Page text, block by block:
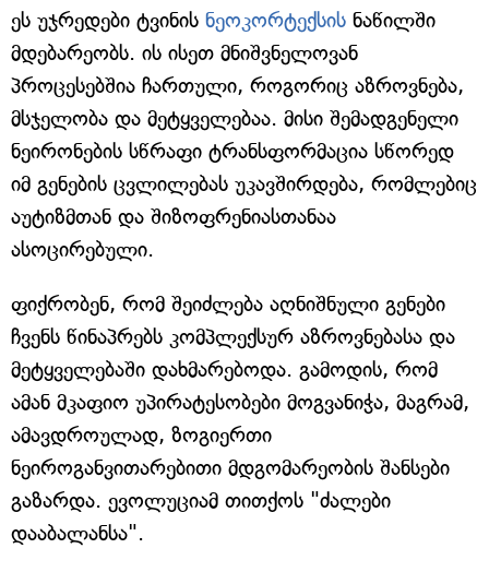
ეს უჯრედები ტვინის ნეოკორტექსის ნაწილში
მდებარეობს. ის ისეთ მნიშვნელოვან
პროცესებშია ჩართული, როგორიც აზროვნება,
მსჯელობა და მეტყველებაა. მისი შემადგენელი
ნეირონების სწრაფი ტრანსფორმაცია სწორედ
იმ გენების ცვლილებას უკავშირდება, რომლებიც
აუტიზმთან და შიზოფრენიასთანაა
ასოცირებული.
ფიქრობენ, რომ შეიძლება აღნიშნული გენები
ჩვენს წინაპრებს კომპლექსურ აზროვნებასა და
მეტყველებაში დახმარებოდა. გამოდის, რომ
ამან მკაფიო უპირატესობები მოგვანიჭა, მაგრამ,
ამავდროულად, ზოგიერთი
ნეიროგანვითარებითი მდგომარეობის შანსები
გაზარდა. ევოლუციამ თითქოს "ძალები
დააბალანსა".